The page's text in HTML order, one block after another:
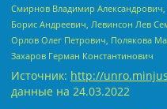
Смирнов Владимир
Борис Андреевич, Левинсон Лев
Орлов Олег Петрович, Полякова
Захаров Герман Константинович
Источник: http://
данные на 24.03.2022